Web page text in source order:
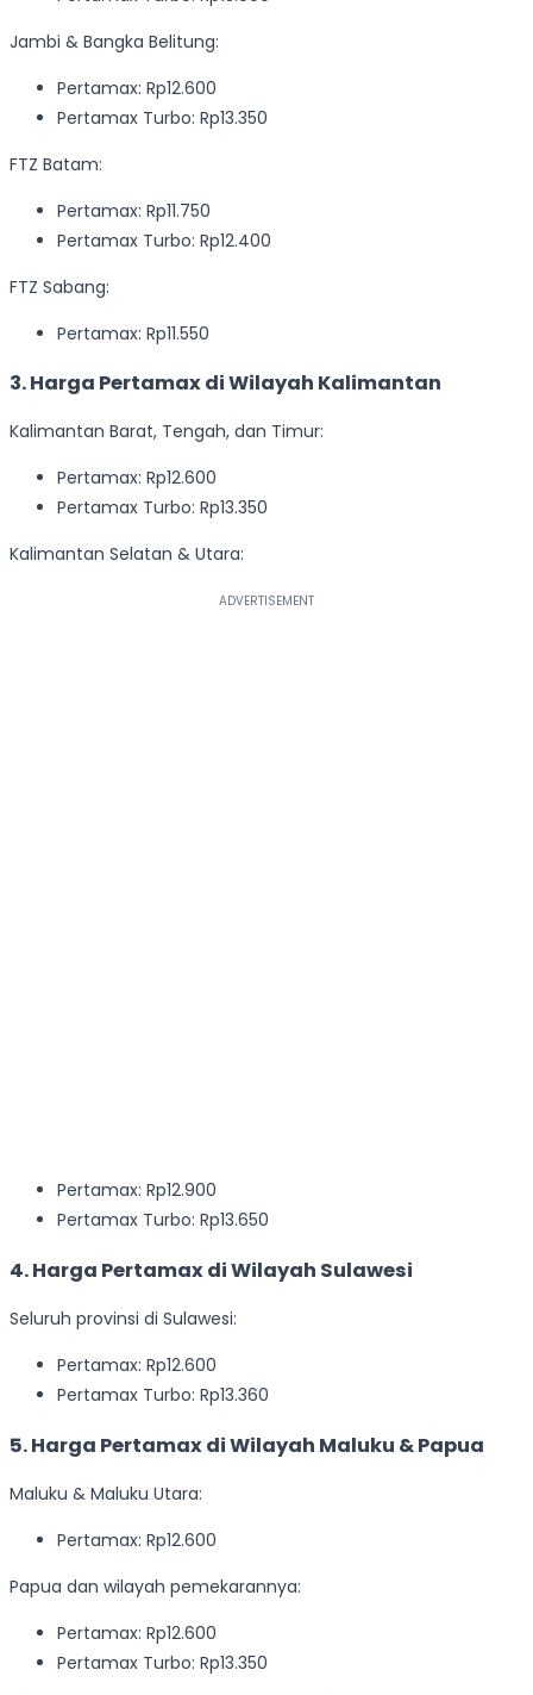
Jambi & Bangka Belitung:
Pertamax: Rp12.600
Pertamax Turbo: Rp13.350
FTZ Batam:
Pertamax: Rp11.750
Pertamax Turbo: Rp12.400
FTZ Sabang:
Pertamax: Rp11.550
3. Harga Pertamax di Wilayah Kalimantan
Kalimantan Barat, Tengah, dan Timur:
Pertamax: Rp12.600
Pertamax Turbo: Rp13.350
Kalimantan Selatan & Utara:
Pertamax: Rp12.900
Pertamax Turbo: Rp13.650
4. Harga Pertamax di Wilayah Sulawesi
Seluruh provinsi di Sulawesi:
Pertamax: Rp12.600
Pertamax Turbo: Rp13.360
5. Harga Pertamax di Wilayah Maluku & Papua
Maluku & Maluku Utara:
Pertamax: Rp12.600
Papua dan wilayah pemekarannya:
Pertamax: Rp12.600
Pertamax Turbo: Rp13.350